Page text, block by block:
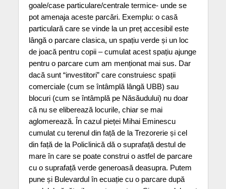
goale/case particulare/centrale termice- unde se
pot amenaja aceste parcări. Exemplu: o casă
particulară care se vinde la un preț accesibil este
lângă o parcare clasica, un spațiu verde și un loc
de joacă pentru copii – cumulat acest spațiu ajunge
pentru o parcare cum am menționat mai sus. Dar
dacă sunt “investitori” care construiesc spații
comerciale (cum se întâmplă lângă UBB) sau
blocuri (cum se întâmplă pe Năsăudului) nu doar
că nu se eliberează locurile, chiar se mai
aglomerează. În cazul pieței Mihai Eminescu
cumulat cu terenul din față de la Trezorerie și cel
din față de la Policlinică dă o suprafață destul de
mare în care se poate construi o astfel de parcare
cu o suprafață verde generoasă deasupra. Putem
pune și Bulevardul în ecuație cu o parcare după